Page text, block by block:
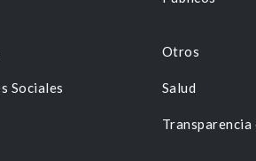
Otros
Sociales Salud